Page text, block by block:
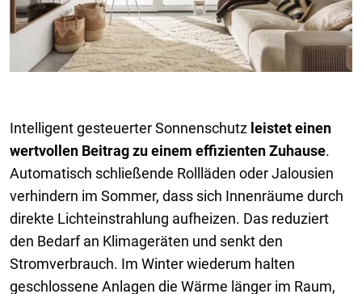
Intelligent gesteuerter Sonnenschutz leistet einen
wertvollen Beitrag zu einem effizienten Zuhause.
Automatisch schließende Rollläden oder Jalousien
verhindern im Sommer, dass sich Innenräume durch
direkte Lichteinstrahlung aufheizen. Das reduziert
den Bedarf an Klimageräten und senkt den
Stromverbrauch. Im Winter wiederum halten
geschlossene Anlagen die Wärme länger im Raum,